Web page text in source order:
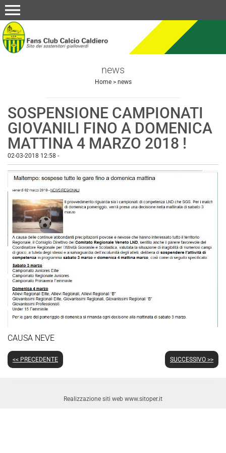
menu
news
Home> news
SOSPENSIONE CAMPIONATI
GIOVANILI FINO A DOMENICA
MATTINA 4 MARZO 2018 !
02-03-2018 12:58 -
CAUSA NEVE
<< PRECEDENTE SUCCESSIVO >>
Realizzazione siti web www.sitoper.it